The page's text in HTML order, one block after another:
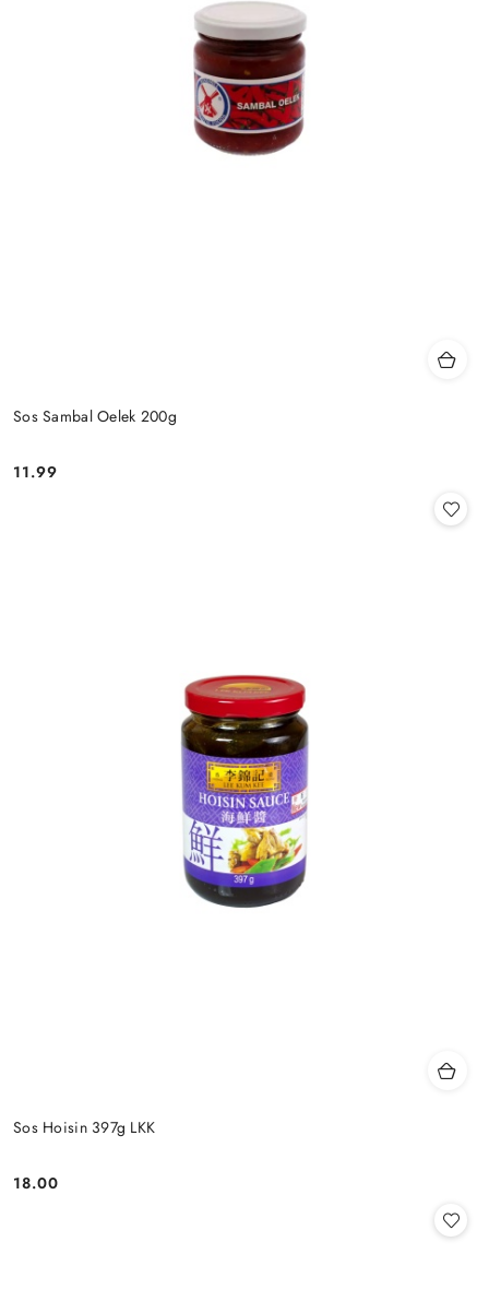
Sos Sambal Oelek 200g
Cena:
11.99
Sos Hoisin 397g LKK
Cena:
18.00